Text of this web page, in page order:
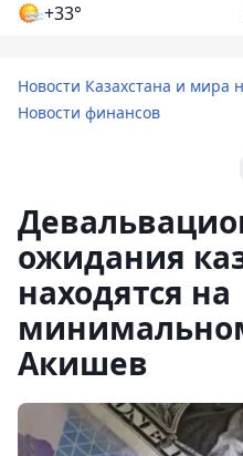
+33°
Новости Казахстана и мира
Новости финансов
ожидания
находятся на
Акишев